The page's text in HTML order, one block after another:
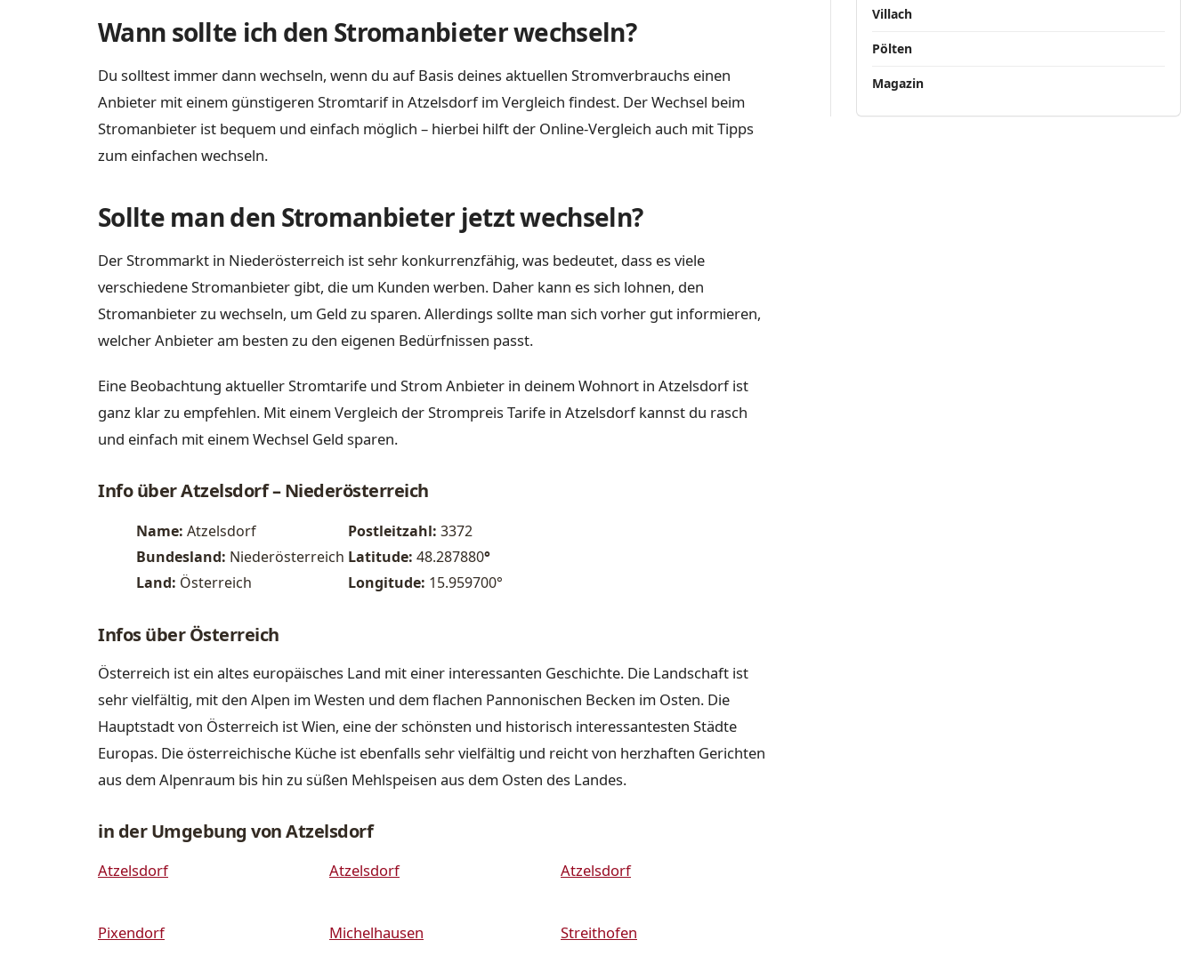
Wann sollte ich den Stromanbieter wechseln?
Du solltest immer dann wechseln, wenn du auf Basis deines aktuellen Stromverbrauchs einen
Anbieter mit einem günstigeren Stromtarif in Atzelsdorf im Vergleich findest. Der Wechsel beim
Stromanbieter ist bequem und einfach möglich – hierbei hilft der Online-Vergleich auch mit Tipps
zum einfachen wechseln.
Sollte man den Stromanbieter jetzt wechseln?
Der Strommarkt in Niederösterreich ist sehr konkurrenzfähig, was bedeutet, dass es viele
verschiedene Stromanbieter gibt, die um Kunden werben. Daher kann es sich lohnen, den
Stromanbieter zu wechseln, um Geld zu sparen. Allerdings sollte man sich vorher gut informieren,
welcher Anbieter am besten zu den eigenen Bedürfnissen passt.
Eine Beobachtung aktueller Stromtarife und Strom Anbieter in deinem Wohnort in Atzelsdorf ist
ganz klar zu empfehlen. Mit einem Vergleich der Strompreis Tarife in Atzelsdorf kannst du rasch
und einfach mit einem Wechsel Geld sparen.
Info über Atzelsdorf – Niederösterreich
Name: Atzelsdorf Postleitzahl: 3372
Bundesland: Niederösterreich Latitude: 48.287880°
Land: Österreich Longitude: 15.959700°
Infos über Österreich
Österreich ist ein altes europäisches Land mit einer interessanten Geschichte. Die Landschaft ist
sehr vielfältig, mit den Alpen im Westen und dem flachen Pannonischen Becken im Osten. Die
Hauptstadt von Österreich ist Wien, eine der schönsten und historisch interessantesten Städte
Europas. Die österreichische Küche ist ebenfalls sehr vielfältig und reicht von herzhaften Gerichten
aus dem Alpenraum bis hin zu süßen Mehlspeisen aus dem Osten des Landes.
in der Umgebung von Atzelsdorf
Atzelsdorf Atzelsdorf Atzelsdorf
Pixendorf Michelhausen Streithofen
Villach
Pölten
Magazin